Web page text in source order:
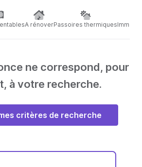
A rénoverPassoires thermiques
ne correspond, pour
à votre recherche.
critères de recherche